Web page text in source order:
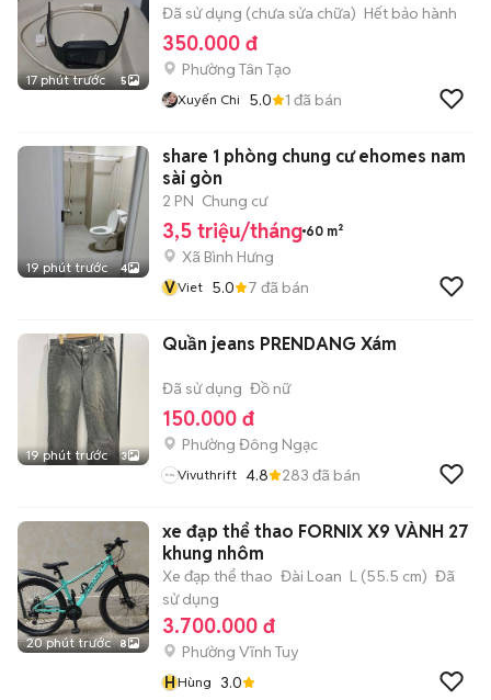
17 phút trước 5
Đã sử dụng (chưa sửa chữa) Hết bảo hành
350.000 đ
Phường Tân Tạo
Xuyến Chi 5.0 1 đã bán
19 phút trước 4
share 1 phòng chung cư ehomes nam
sài gòn
2 PN Chung cư
3,5 triệu/tháng 60 m²
Xã Bình Hưng
VViet 5.0 7 đã bán
19 phút trước 3
Quần jeans PRENDANG Xám
Đã sử dụng Đồ nữ
150.000 đ
Phường Đông Ngạc
Vivuthrift 4.8 283 đã bán
20 phút trước 8
xe đạp thể thao FORNIX X9 VÀNH 27
khung nhôm
Xe đạp thể thao Đài Loan L (55.5 cm) Đã
sử dụng
3.700.000 đ
Phường Vĩnh Tuy
HHùng 3.0